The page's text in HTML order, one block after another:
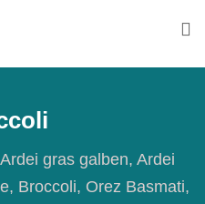
Ardei gras galben Ardei
Broccoli Orez Basmati